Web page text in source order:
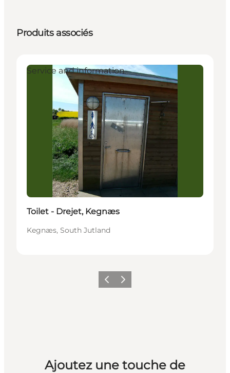
Produits associés
Service and information
Toilet - Drejet, Kegnæs
Kegnæs, South Jutland
PrécédentSuivant
Ajoutez une touche de